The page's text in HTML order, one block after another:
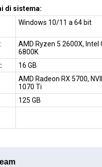
di sistema:
Windows 10/11 a 64 bit
:
AMD Ryzen 5 2600X, Intel
6800K
16 GB
AMD Radeon RX 5700,
1070 Ti
125 GB